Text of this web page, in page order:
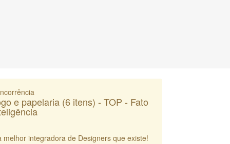
e papelaria (6 itens) - TOP - Fato
melhor integradora de Designers que existe!